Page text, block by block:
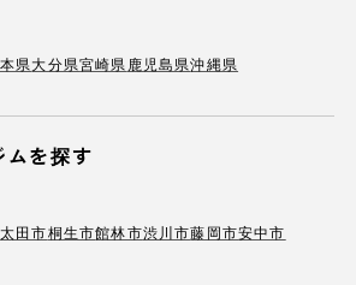
県大分県宮崎県 鹿児島県沖縄県
ムを探す
太田市桐生市館林市渋川市藤岡市安中市